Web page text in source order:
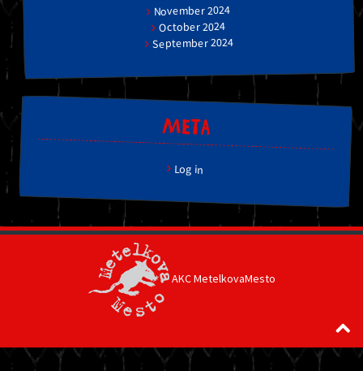
November 2024
October 2024
September 2024
META
Log in
AKC MetelkovaMesto